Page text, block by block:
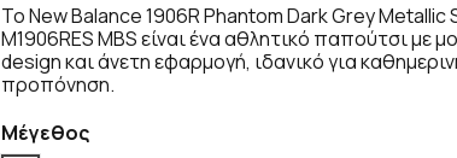
Το New Balance 1906R Phantom Dark Grey Metallic
M1906RES MBS είναι ένα αθλητικό παπούτσι με
design και άνετη εφαρμογή, ιδανικό για
προπόνηση.
Μέγεθος